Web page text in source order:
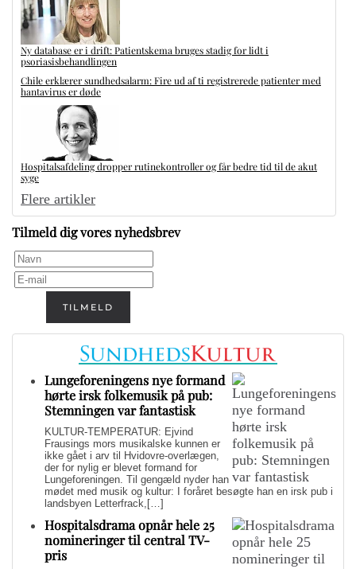
Ny database er i drift: Patientskema bruges stadig for lidt i
psoriasisbehandlingen
Chile erklærer sundhedsalarm: Fire ud af ti registrerede patienter med
hantavirus er døde
Hospitalsafdeling dropper rutinekontroller og får bedre tid til de akut
syge
Flere artikler
Tilmeld dig vores nyhedsbrev
TILMELD
Lungeforeningens nye formand
hørte irsk folkemusik på pub:
Stemningen var fantastisk
KULTUR-TEMPERATUR: Ejvind
Frausings mors musikalske kunnen er
ikke gået i arv til Hvidovre-overlægen,
der for nylig er blevet formand for
Lungeforeningen. Til gengæld nyder han
mødet med musik og kultur: I foråret besøgte han en irsk pub i
landsbyen Letterfrack,[…]
Hospitalsdrama opnår hele 25
nomineringer til central TV-
pris